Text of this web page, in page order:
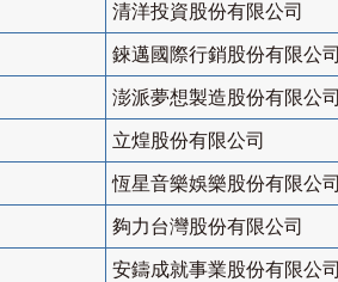
清洋投資股份有限公司
錸邁國際行銷股份有限公司
澎派夢想製造股份有限公司
立煌股份有限公司
恆星音樂娛樂股份有限公司
夠力台灣股份有限公司
安鑄成就事業股份有限公司